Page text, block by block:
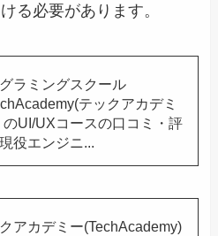
る必要があります。
ラミングスクール
テックアカデミ
のUI/UXコースの口コミ・評
役エンジニ...
アカデミー(TechAcademy)